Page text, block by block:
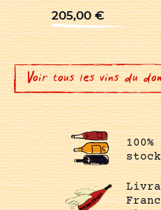
205,00€
Voir tous les vins du
stock